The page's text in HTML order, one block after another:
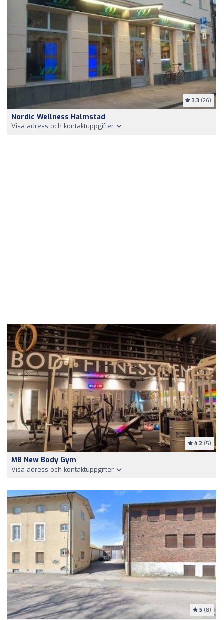
3.3 (26)
Nordic Wellness Halmstad
Visa adress och kontaktuppgifter
4.2 (5)
MB New Body Gym
Visa adress och kontaktuppgifter
5 (8)